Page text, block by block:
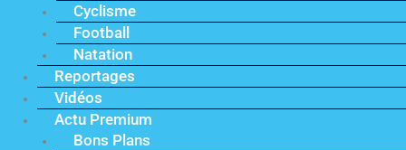
Cyclisme
Football
Natation
Reportages
Vidéos
Actu Premium
Bons Plans